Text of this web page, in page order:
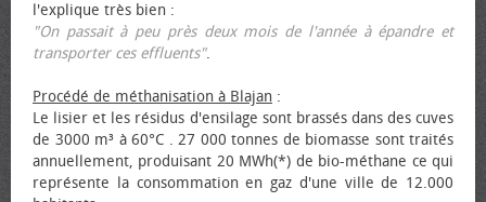
l'explique très bien :
"On passait à peu près deux mois de l'année à épandre et
transporter ces effluents".
Procédé de méthanisation à Blajan :
Le lisier et les résidus d'ensilage sont brassés dans des cuves
de 3000 m³ à 60°C . 27 000 tonnes de biomasse sont traités
annuellement, produisant 20 MWh(*) de bio-méthane ce qui
représente la consommation en gaz d'une ville de 12.000